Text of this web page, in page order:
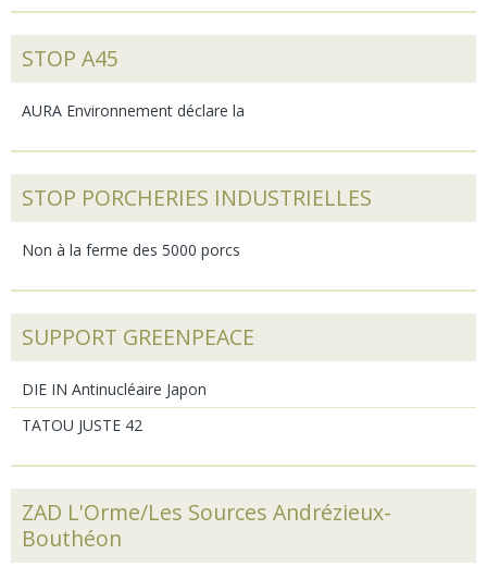
STOP A45
AURA Environnement déclare la
STOP PORCHERIES INDUSTRIELLES
Non à la ferme des 5000 porcs
SUPPORT GREENPEACE
DIE IN Antinucléaire Japon
TATOU JUSTE 42
ZAD L'Orme/Les Sources Andrézieux-
Bouthéon